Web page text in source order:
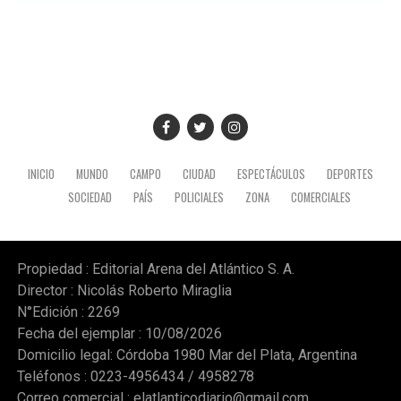
INICIO MUNDO CAMPO CIUDAD ESPECTÁCULOS
DEPORTES
SOCIEDAD
PAÍS POLICIALES ZONA COMERCIALES
Propiedad : Editorial Arena del Atlántico S. A.
Director : Nicolás Roberto Miraglia
N°Edición : 2269
Fecha del ejemplar : 10/08/2026
Domicilio legal: Córdoba 1980 Mar del Plata, Argentina
Teléfonos : 0223-4956434 / 4958278
Correo comercial : elatlanticodiario@gmail.com